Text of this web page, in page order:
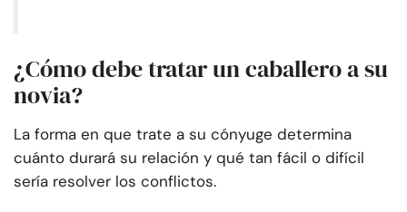
¿Cómo debe tratar un caballero a su
novia?
La forma en que trate a su cónyuge determina
cuánto durará su relación y qué tan fácil o difícil
sería resolver los conflictos.